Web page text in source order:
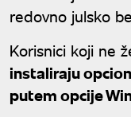
redovno julsko
Korisnici koji ne
instaliraju
putem opcije